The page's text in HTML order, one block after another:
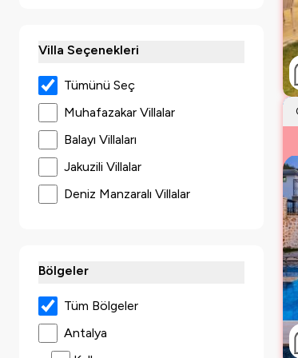
Villa Seçenekleri
Tümünü Seç
Muhafazakar Villalar
Balayı Villaları
Jakuzili Villalar
Deniz Manzaralı Villalar
Doğa İçerisinde Villalar
Evcil Hayvan İzinli Villalar
Plaja Yakın Villalar
Bölgeler
Tüm Bölgeler
Antalya